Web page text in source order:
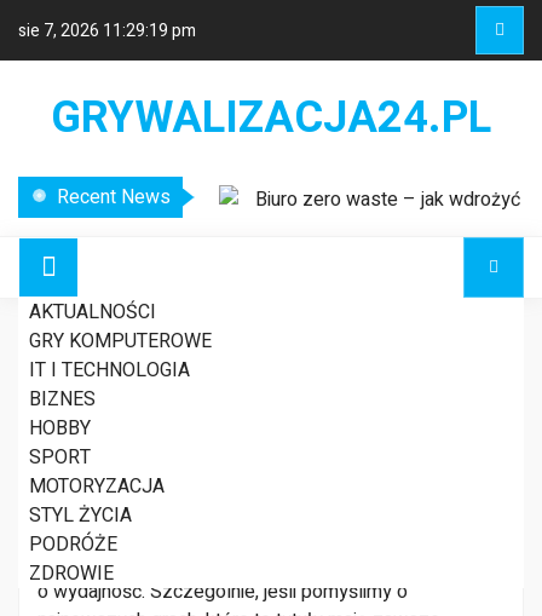
sie 7, 2026 11:29:19 pm
GRYWALIZACJA24.PL
Recent News
Biuro zero waste – jak wdrożyć
AKTUALNOŚCI
GRY KOMPUTEROWE
IT I TECHNOLOGIA
BIZNES
HOBBY
SPORT
MOTORYZACJA
STYL ŻYCIA
PODRÓŻE
ZDROWIE
Jakie komputery są
dobre do gier
GRY KOMPUTEROWE
Nie każdy komputer jest jednakowo dobry, jeśli chodzi
o wydajność. Szczególnie, jeśli pomyślimy o